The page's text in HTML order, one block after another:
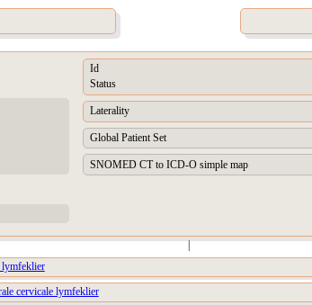
Id
Status
Laterality
Global Patient Set
SNOMED CT to ICD-O simple map
|
lymfeklier
cervicale lymfeklier